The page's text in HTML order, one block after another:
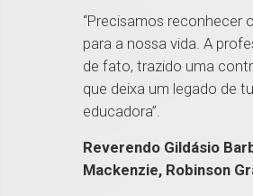
“Precisamos reconhecer
para a nossa vida. A
de fato, trazido uma
que deixa um legado de
educadora”.
Reverendo Gildásio
Mackenzie, Robinson